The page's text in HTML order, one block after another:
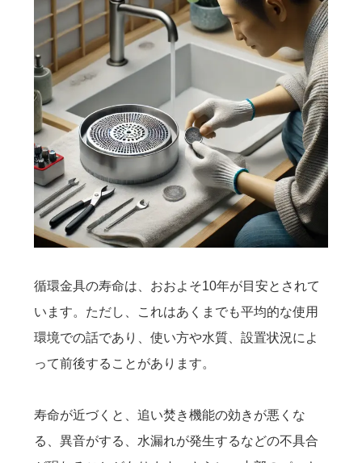
循環金具の寿命は、おおよそ10年が目安とされて
います。ただし、これはあくまでも平均的な使用
環境での話であり、使い方や水質、設置状況によ
って前後することがあります。
寿命が近づくと、追い焚き機能の効きが悪くな
る、異音がする、水漏れが発生するなどの不具合